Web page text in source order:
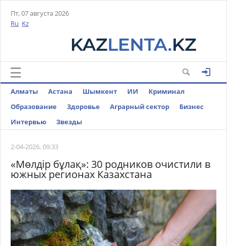
Пт, 07 августа 2026
Ru Kz
Алматы Астана Шымкент ИИ
Криминал
Образование
Здоровье Аграрный сектор
Бизнес
Интервью
Звезды
2-04-2026, 09:33
«Мөлдір бұлақ»: 30 родников очистили в
южных регионах Казахстана